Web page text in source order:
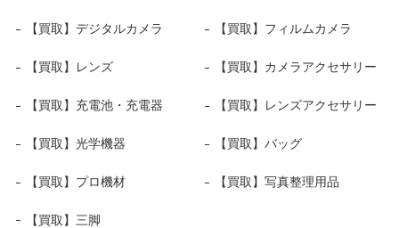
【買取】デジタルカメラ 【買取】フィルムカメラ
【買取】レンズ 【買取】カメラアクセサリー
【買取】充電池・充電器 【買取】レンズアクセサリー
【買取】光学機器 【買取】バッグ
【買取】プロ機材 【買取】写真整理用品
【買取】三脚